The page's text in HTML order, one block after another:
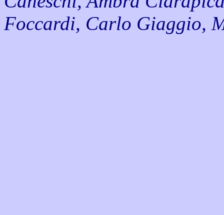
Foccardi, Carlo Giaggio,